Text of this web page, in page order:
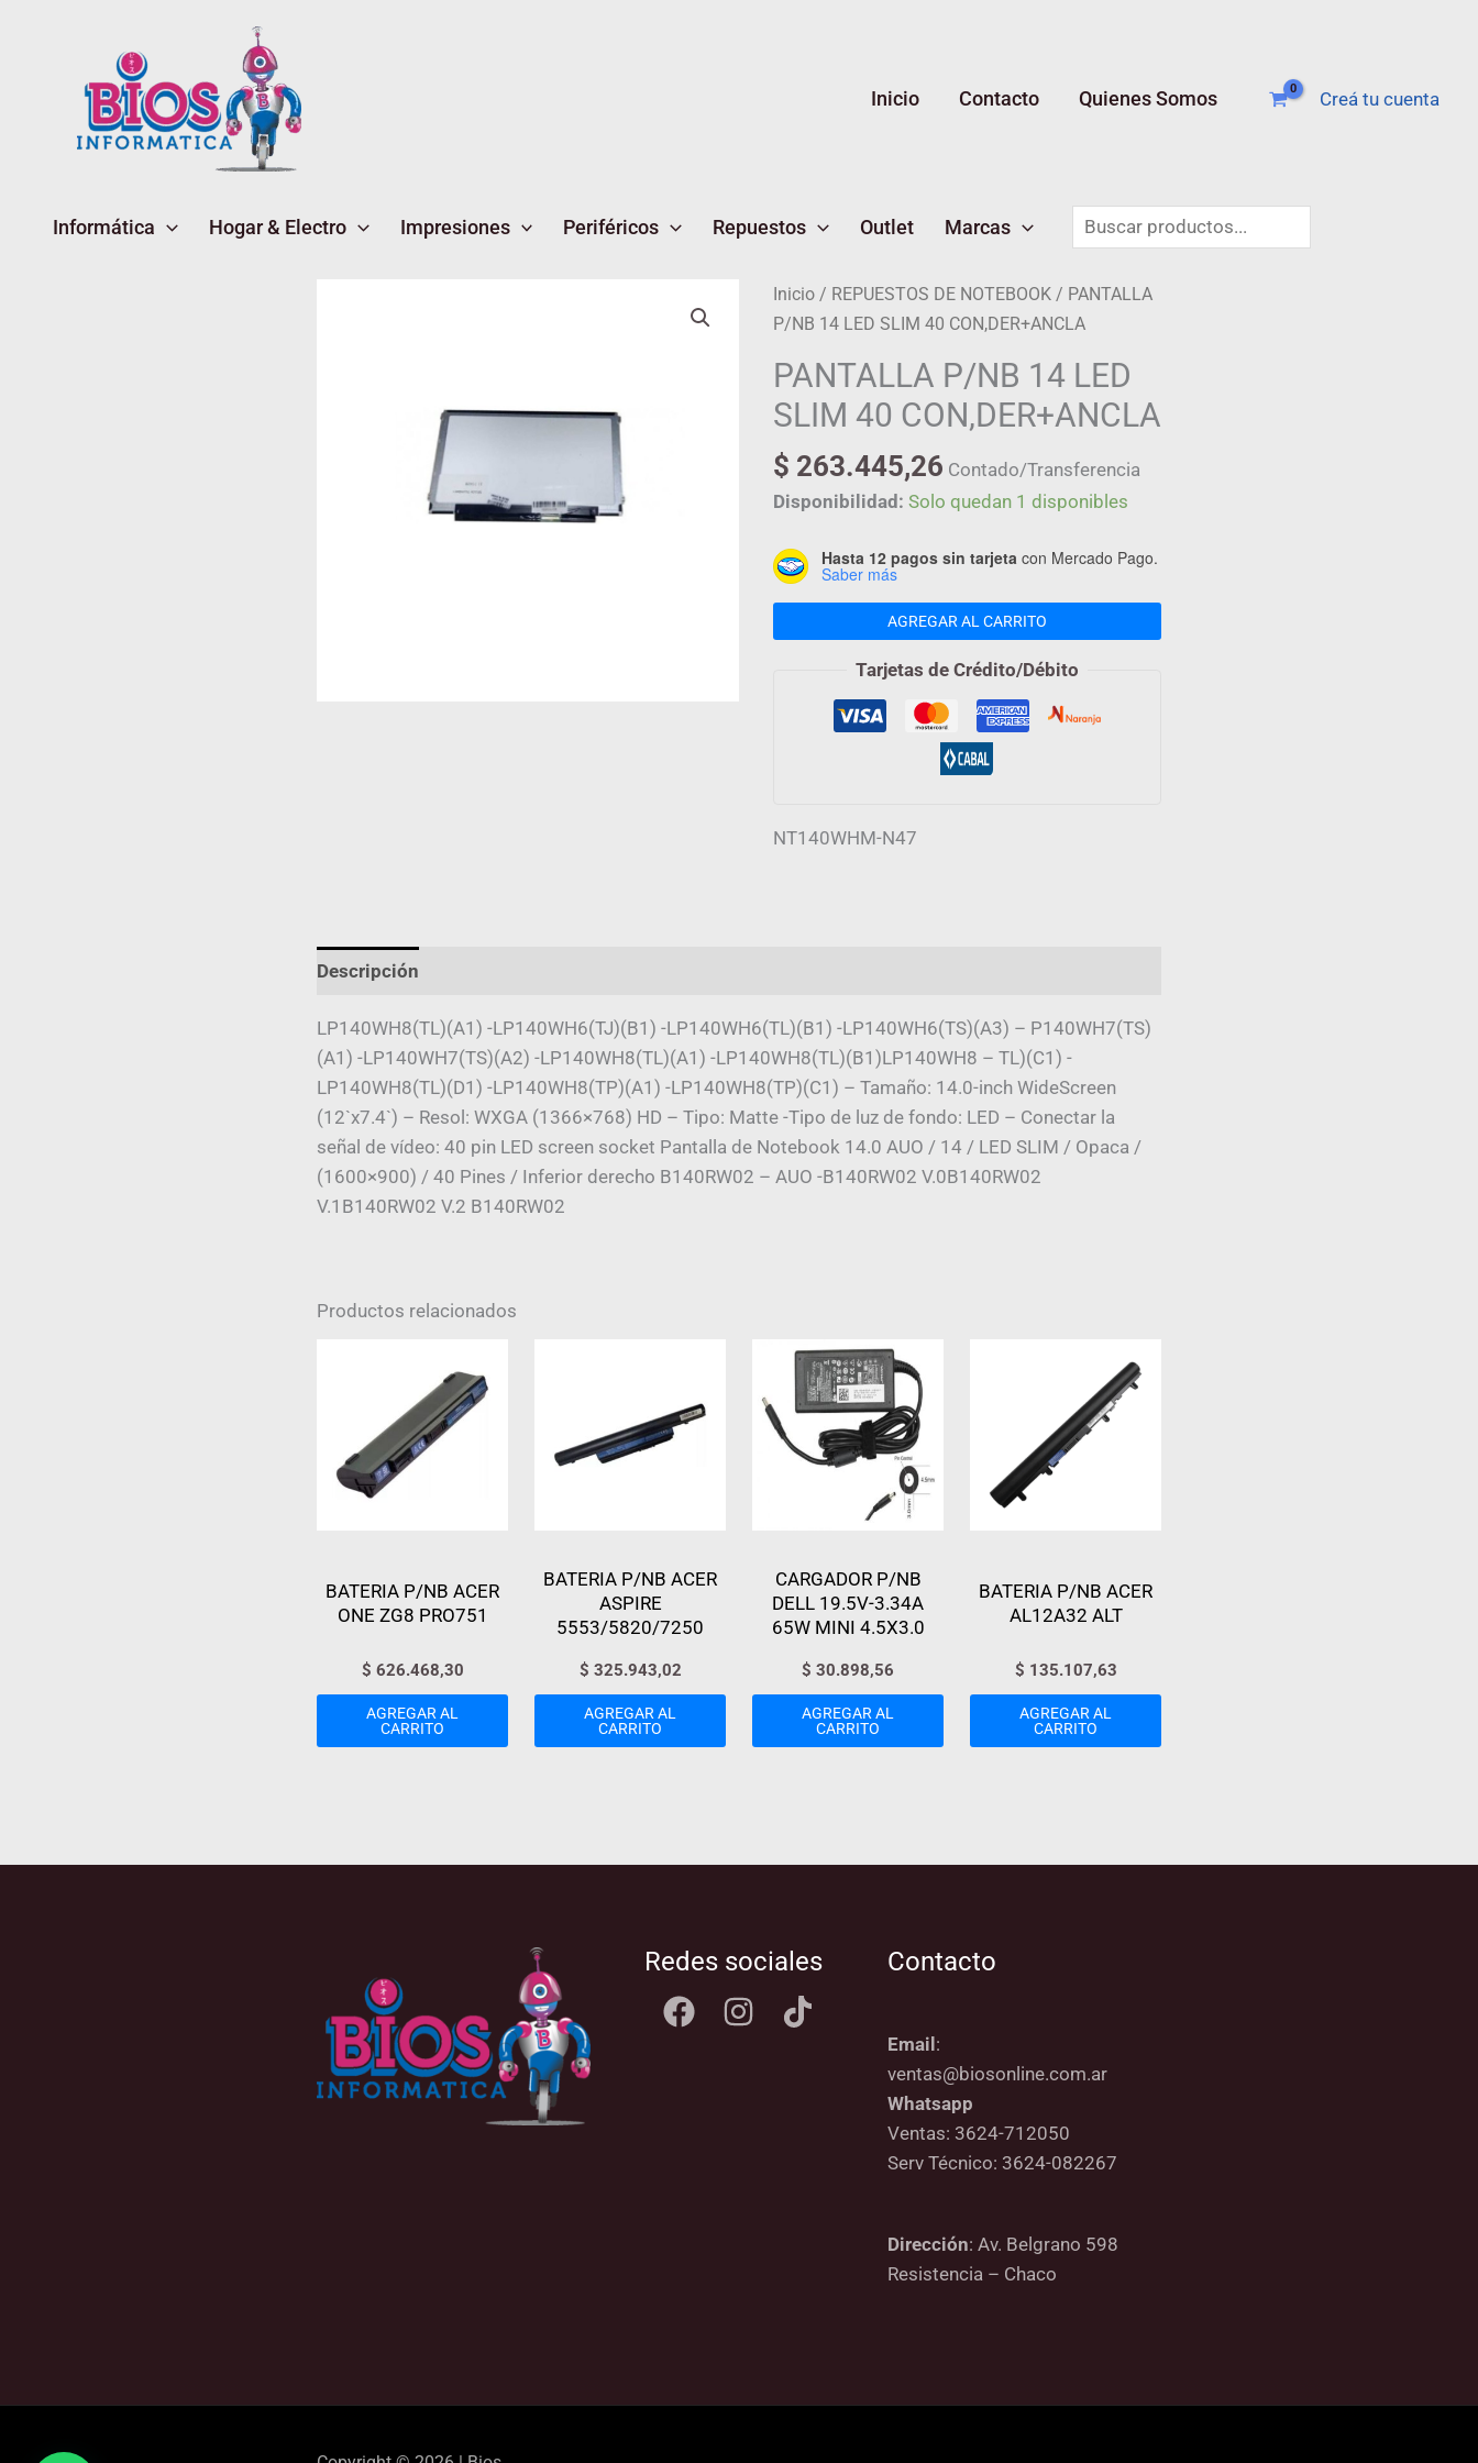
Inicio Contacto Quienes Somos Creá tu cuenta
Informática Hogar & Electro Impresiones Periféricos Repuestos Outlet Marcas
Buscar
Inicio/ REPUESTOS DE NOTEBOOK/ PANTALLA
P/NB 14 LED SLIM 40 CON,DER+ANCLA
PANTALLA P/NB 14 LED
SLIM 40 CON,DER+ANCLA
$ 263.445,26 Contado/Transferencia
Disponibilidad: Solo quedan 1 disponibles
Hasta 12 pagos sin tarjetacon Mercado Pago.
Saber más
PANTALLA
P/NB
LED
SLIM
CON,DER+ANCLA
cantidad
AGREGAR AL CARRITO
Tarjetas de Crédito/Débito
NT140WHM-N47
Descripción
LP140WH8(TL)(A1) -LP140WH6(TJ)(B1) -LP140WH6(TL)(B1) -LP140WH6(TS)(A3) – P140WH7(TS)
(A1) -LP140WH7(TS)(A2) -LP140WH8(TL)(A1) -LP140WH8(TL)(B1)LP140WH8 – TL)(C1) -
LP140WH8(TL)(D1) -LP140WH8(TP)(A1) -LP140WH8(TP)(C1) – Tamaño: 14.0-inch WideScreen
(12`x7.4`) – Resol: WXGA (1366×768) HD – Tipo: Matte -Tipo de luz de fondo: LED – Conectar la
señal de vídeo: 40 pin LED screen socket Pantalla de Notebook 14.0 AUO / 14 / LED SLIM / Opaca /
(1600×900) / 40 Pines / Inferior derecho B140RW02 – AUO -B140RW02 V.0B140RW02
V.1B140RW02 V.2 B140RW02
Productos relacionados
BATERIA P/NB ACER
ONE ZG8 PRO751
$ 626.468,30
AGREGAR AL
CARRITO
BATERIA P/NB ACER
ASPIRE
5553/5820/7250
$ 325.943,02
AGREGAR AL
CARRITO
CARGADOR P/NB
DELL 19.5V-3.34A
65W MINI 4.5X3.0
$ 30.898,56
AGREGAR AL
CARRITO
BATERIA P/NB ACER
AL12A32 ALT
$ 135.107,63
AGREGAR AL
CARRITO
Redes sociales Contacto
Email:
ventas@biosonline.com.ar
Whatsapp
Ventas: 3624-712050
Serv Técnico: 3624-082267
Dirección: Av. Belgrano 598
Resistencia – Chaco